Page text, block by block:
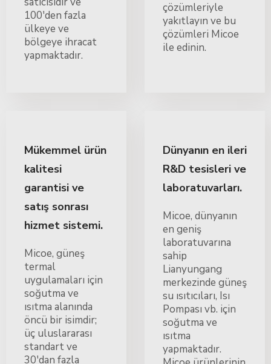
100'den fazla
ülkeye ve
bölgeye ihracat
yapmaktadır.
çözümleriyle
yakıtlayın ve bu
çözümleri Micoe
ile edinin.
Mükemmel ürün
kalitesi
garantisi ve
satış sonrası
hizmet sistemi.
Micoe, güneş
termal
uygulamaları için
soğutma ve
ısıtma alanında
öncü bir isimdir;
üç uluslararası
standart ve
30'dan fazla
Dünyanın en ileri
R&D tesisleri ve
laboratuvarları.
Micoe, dünyanın
en geniş
laboratuvarına
sahip
Lianyungang
merkezinde güneş
su ısıtıcıları, Isı
Pompası vb. için
soğutma ve
ısıtma
yapmaktadır.